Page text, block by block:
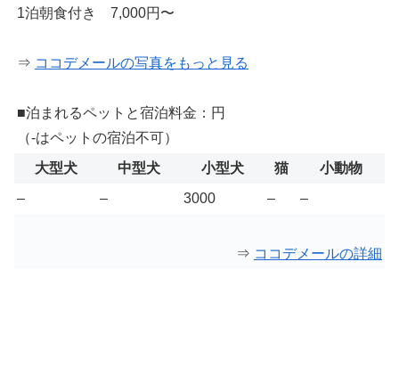
1泊朝食付き 7,000円〜
⇒ ココデメールの写真をもっと見る
■泊まれるペットと宿泊料金：円
（-はペットの宿泊不可）
大型犬
中型犬 小型犬 猫
小動物
–
– 3000 – –
⇒ ココデメールの詳細